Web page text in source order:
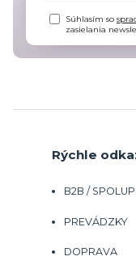
Súhlasím so
zasielania
Rýchle
B2B /
PREVÁDZKY
DOPRAVA